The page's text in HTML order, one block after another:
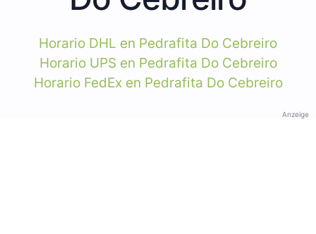
Horario DHL en Pedrafita Do Cebreiro
Horario UPS en Pedrafita Do Cebreiro
Horario FedEx en Pedrafita Do Cebreiro
Anzeige